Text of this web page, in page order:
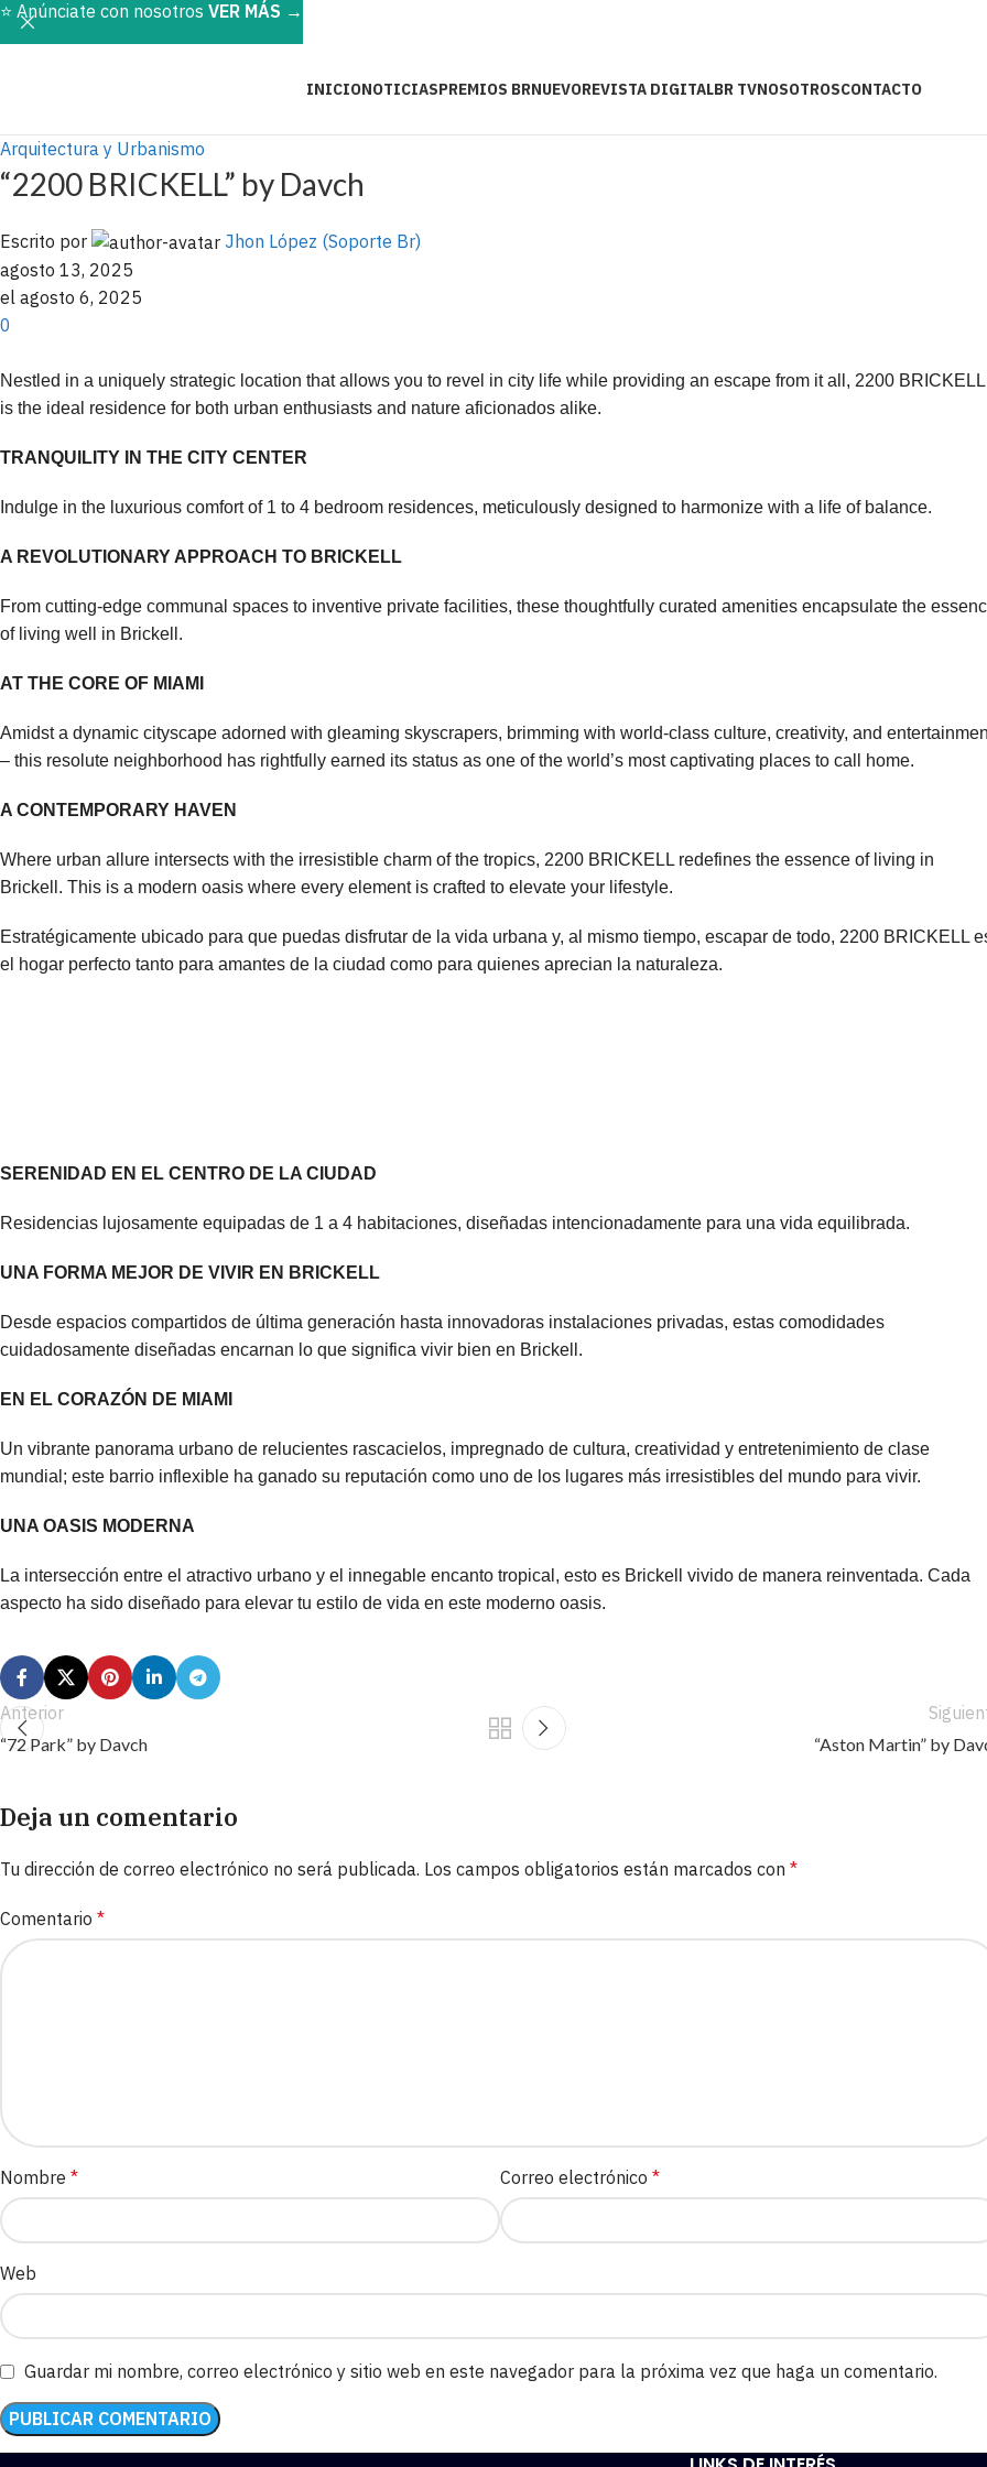
INICIONOTICIASPREMIOS BRNUEVOREVISTA DIGITALBR TVNOSOTROSCONTACTO
Arquitectura y Urbanismo
“2200 BRICKELL” by Davch
Escrito por
Jhon López (Soporte Br)
agosto 13, 2025
el agosto 6, 2025
0
Nestled in a uniquely strategic location that allows you to revel in city life while providing an escape from it all, 2200 BRICKELL
is the ideal residence for both urban enthusiasts and nature aficionados alike.
TRANQUILITY IN THE CITY CENTER
Indulge in the luxurious comfort of 1 to 4 bedroom residences, meticulously designed to harmonize with a life of balance.
A REVOLUTIONARY APPROACH TO BRICKELL
From cutting-edge communal spaces to inventive private facilities, these thoughtfully curated amenities encapsulate the
of living well in Brickell.
AT THE CORE OF MIAMI
Amidst a dynamic cityscape adorned with gleaming skyscrapers, brimming with world-class culture, creativity, and
– this resolute neighborhood has rightfully earned its status as one of the world’s most captivating places to call home.
A CONTEMPORARY HAVEN
Where urban allure intersects with the irresistible charm of the tropics, 2200 BRICKELL redefines the essence of living in
Brickell. This is a modern oasis where every element is crafted to elevate your lifestyle.
Estratégicamente ubicado para que puedas disfrutar de la vida urbana y, al mismo tiempo, escapar de todo, 2200 BRICKELL
el hogar perfecto tanto para amantes de la ciudad como para quienes aprecian la naturaleza.
SERENIDAD EN EL CENTRO DE LA CIUDAD
Residencias lujosamente equipadas de 1 a 4 habitaciones, diseñadas intencionadamente para una vida equilibrada.
UNA FORMA MEJOR DE VIVIR EN BRICKELL
Desde espacios compartidos de última generación hasta innovadoras instalaciones privadas, estas comodidades
cuidadosamente diseñadas encarnan lo que significa vivir bien en Brickell.
EN EL CORAZÓN DE MIAMI
Un vibrante panorama urbano de relucientes rascacielos, impregnado de cultura, creatividad y entretenimiento de clase
mundial; este barrio inflexible ha ganado su reputación como uno de los lugares más irresistibles del mundo para vivir.
UNA OASIS MODERNA
La intersección entre el atractivo urbano y el innegable encanto tropical, esto es Brickell vivido de manera reinventada. Cada
aspecto ha sido diseñado para elevar tu estilo de vida en este moderno oasis.
Anterior
“72 Park” by Davch “Aston Martin” by
Deja un comentario
Tu dirección de correo electrónico no será publicada. Los campos obligatorios están marcados con *
Comentario *
Nombre * Correo electrónico*
Web
Guardar mi nombre, correo electrónico y sitio web en este navegador para la próxima vez que haga un comentario.
⭐️ Anúnciate con nosotros VER MÁS →